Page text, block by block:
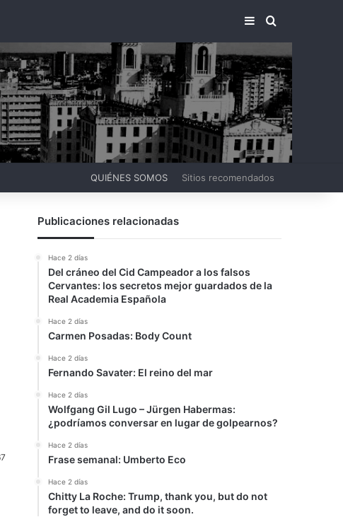
BARRA LATERAL
BUSCAR
QUIÉNES SOMOS Sitios recomendados
Publicaciones relacionadas
Hace 2 días
Del cráneo del Cid Campeador a los falsos
Cervantes: los secretos mejor guardados de la
Real Academia Española
Hace 2 días
Carmen Posadas: Body Count
Hace 2 días
Fernando Savater: El reino del mar
Hace 2 días
Wolfgang Gil Lugo – Jürgen Habermas:
¿podríamos conversar en lugar de golpearnos?
Hace 2 días
Frase semanal: Umberto Eco
Hace 2 días
Chitty La Roche: Trump, thank you, but do not
forget to leave, and do it soon.